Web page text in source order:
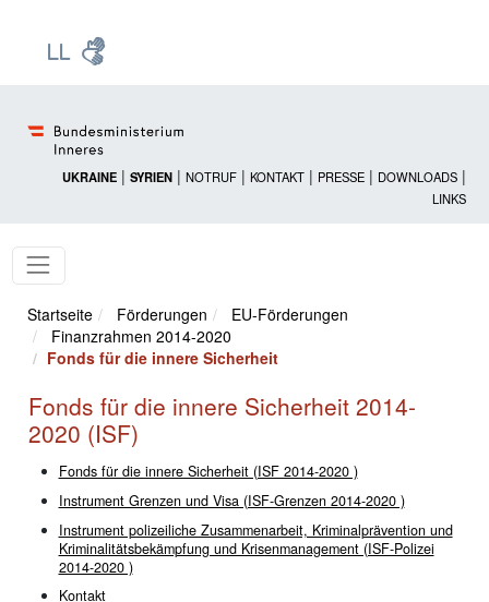
UKRAINE | SYRIEN | NOTRUF | KONTAKT | PRESSE | DOWNLOADS |
LINKS
Startseite Förderungen
EU-Förderungen
Finanzrahmen 2014-2020
Fonds für die innere Sicherheit
Fonds für die innere Sicherheit 2014-
2020 (ISF)
Fonds für die innere Sicherheit (ISF 2014-2020 )
Instrument Grenzen und Visa (ISF-Grenzen 2014-2020 )
Instrument polizeiliche Zusammenarbeit, Kriminalprävention und
Kriminalitätsbekämpfung und Krisenmanagement (ISF-Polizei
2014-2020 )
Kontakt